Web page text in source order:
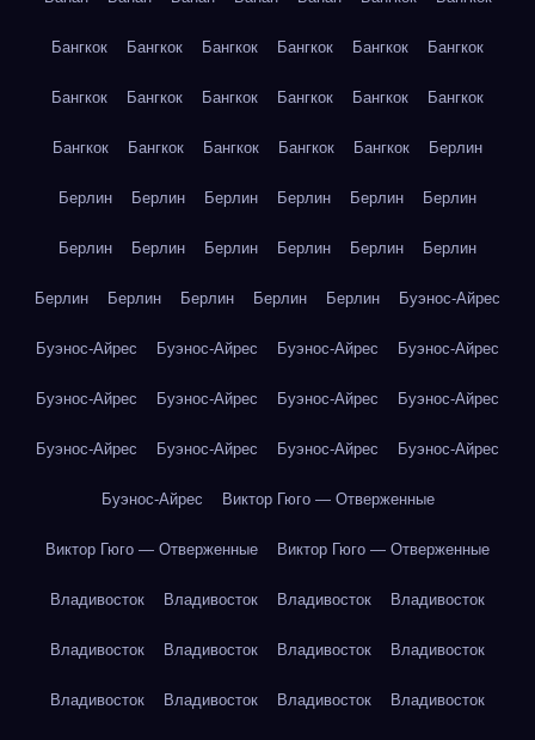
Бангкок Бангкок Бангкок Бангкок Бангкок Бангкок
Бангкок Бангкок Бангкок Бангкок Бангкок Бангкок
Бангкок Бангкок Бангкок Бангкок Бангкок Берлин
Берлин Берлин Берлин Берлин Берлин Берлин
Берлин Берлин Берлин Берлин Берлин Берлин
Берлин Берлин Берлин Берлин Берлин Буэнос-Айрес
Буэнос-Айрес Буэнос-Айрес Буэнос-Айрес Буэнос-Айрес
Буэнос-Айрес Буэнос-Айрес Буэнос-Айрес Буэнос-Айрес
Буэнос-Айрес Буэнос-Айрес Буэнос-Айрес Буэнос-Айрес
Буэнос-Айрес Виктор Гюго — Отверженные
Виктор Гюго — Отверженные Виктор Гюго — Отверженные
Владивосток Владивосток Владивосток Владивосток
Владивосток Владивосток Владивосток Владивосток
Владивосток Владивосток Владивосток Владивосток